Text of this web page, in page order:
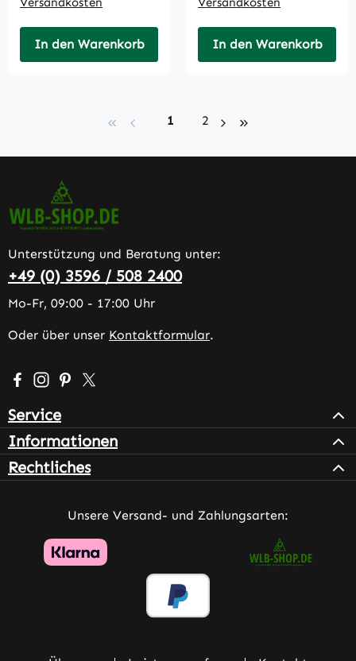
In den Warenkorb In den Warenkorb
Seite
1 Seite
2
Unterstützung und Beratung unter:
+49 (0) 3596 / 508 2400
Mo-Fr, 09:00 - 17:00 Uhr
Oder über unser Kontaktformular.
Besuche uns auf Facebook – öffnet in neuem Tab
Schau auf Instagram vorbei – öffnet in neuem Tab
Lass dich auf Pinterest inspirieren – öffnet in
Folge uns auf X – öffnet in neuem Tab
Service
Informationen
Rechtliches
Unsere Versand- und Zahlungsarten: